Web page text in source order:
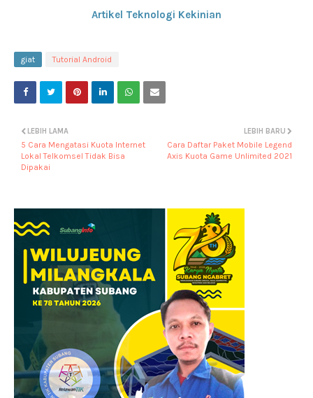
Artikel Teknologi Kekinian
giat Tutorial Android
LEBIH BARU
Cara Daftar Paket Mobile Legend
Axis Kuota Game Unlimited 2021
LEBIH LAMA
5 Cara Mengatasi Kuota Internet
Lokal Telkomsel Tidak Bisa
Dipakai